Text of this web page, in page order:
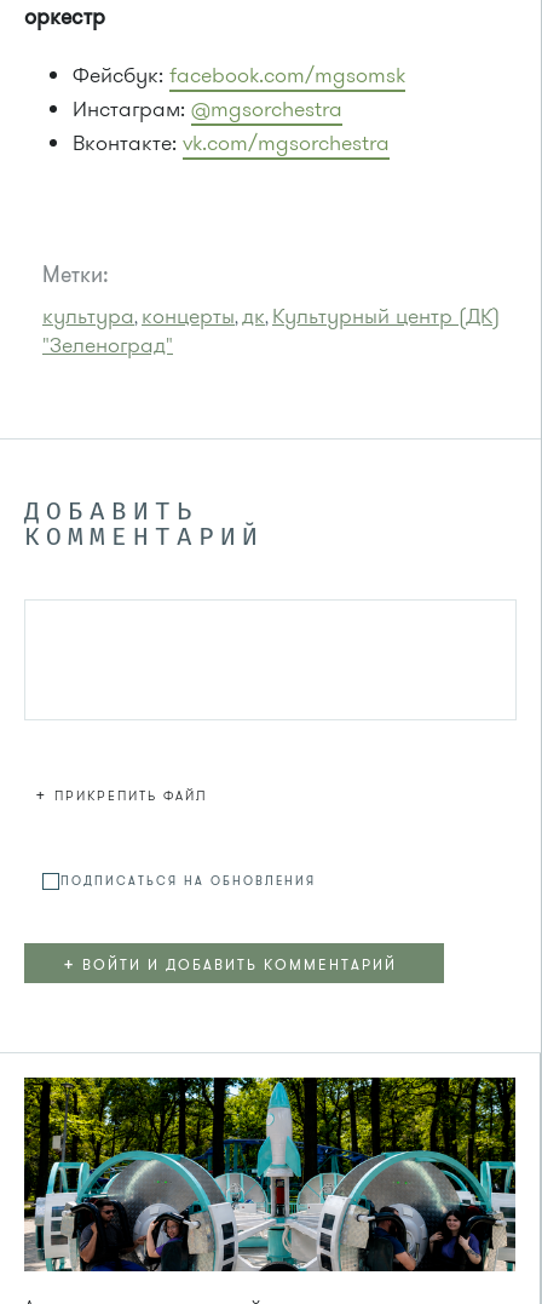
оркестр
Фейсбук: facebook.com/mgsomsk
Инстаграм: @mgsorchestra
Вконтакте: vk.com/mgsorchestra
Метки:
культура, концерты,дк, Культурный центр (ДК)
"Зеленоград"
ДОБАВИТЬ
КОММЕНТАРИЙ
+ ПРИКРЕПИТЬ ФАЙЛ
ПОДПИСАТЬСЯ НА ОБНОВЛЕНИЯ
+ ВОЙТИ И ДОБАВИТЬ КОММЕНТАРИЙ